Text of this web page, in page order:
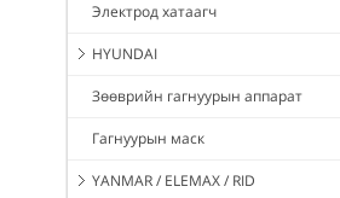
Электрод хатаагч
HYUNDAI
Зөөврийн гагнуурын аппарат
Гагнуурын маск
YANMAR / ELEMAX / RID